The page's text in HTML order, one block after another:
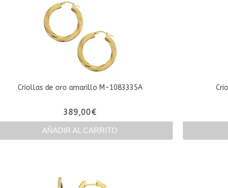
Criollas de oro amarillo M-1083335A
389,00€
AÑADIR AL CARRITO